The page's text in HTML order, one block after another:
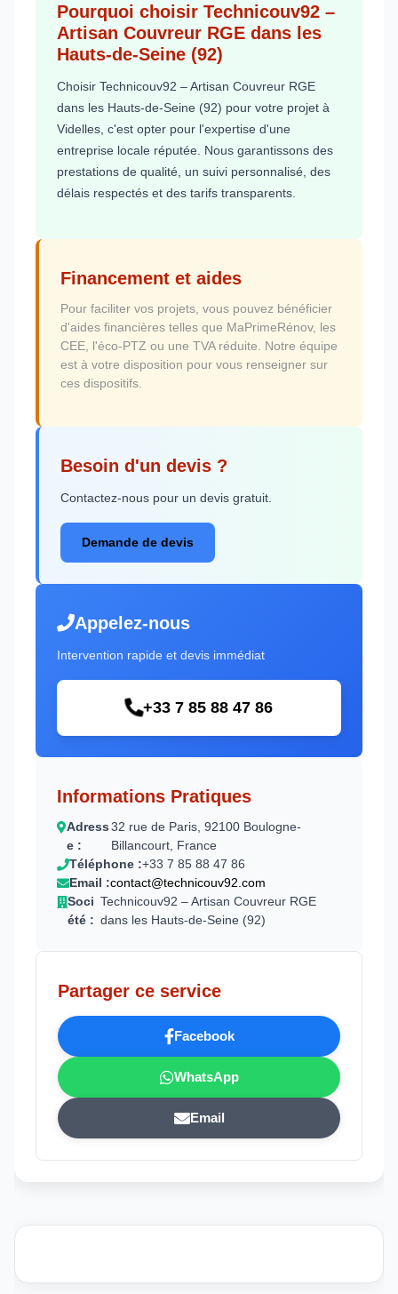
Pourquoi choisir Technicouv92 –
Artisan Couvreur RGE dans les
Hauts-de-Seine (92)
Choisir Technicouv92 – Artisan Couvreur RGE
dans les Hauts-de-Seine (92) pour votre projet à
Videlles, c'est opter pour l'expertise d'une
entreprise locale réputée. Nous garantissons des
prestations de qualité, un suivi personnalisé, des
délais respectés et des tarifs transparents.
Financement et aides
Pour faciliter vos projets, vous pouvez bénéficier
d'aides financières telles que MaPrimeRénov, les
CEE, l'éco-PTZ ou une TVA réduite. Notre équipe
est à votre disposition pour vous renseigner sur
ces dispositifs.
Besoin d'un devis ?
Contactez-nous pour un devis gratuit.
Demande de devis
Appelez-nous
Intervention rapide et devis immédiat
+33 7 85 88 47 86
Informations Pratiques
Adress
e :
32 rue de Paris, 92100 Boulogne-
Billancourt, France
Téléphone :+33 7 85 88 47 86
Email :contact@technicouv92.com
Soci
été :
Technicouv92 – Artisan Couvreur RGE
dans les Hauts-de-Seine (92)
Partager ce service
Facebook
WhatsApp
Email